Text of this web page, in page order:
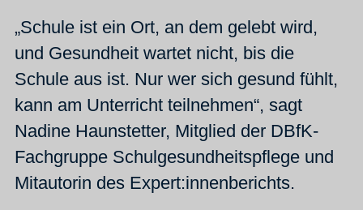
„Schule ist ein Ort, an dem gelebt wird,
und Gesundheit wartet nicht, bis die
Schule aus ist. Nur wer sich gesund fühlt,
kann am Unterricht teilnehmen“, sagt
Nadine Haunstetter, Mitglied der DBfK-
Fachgruppe Schulgesundheitspflege und
Mitautorin des Expert:innenberichts.